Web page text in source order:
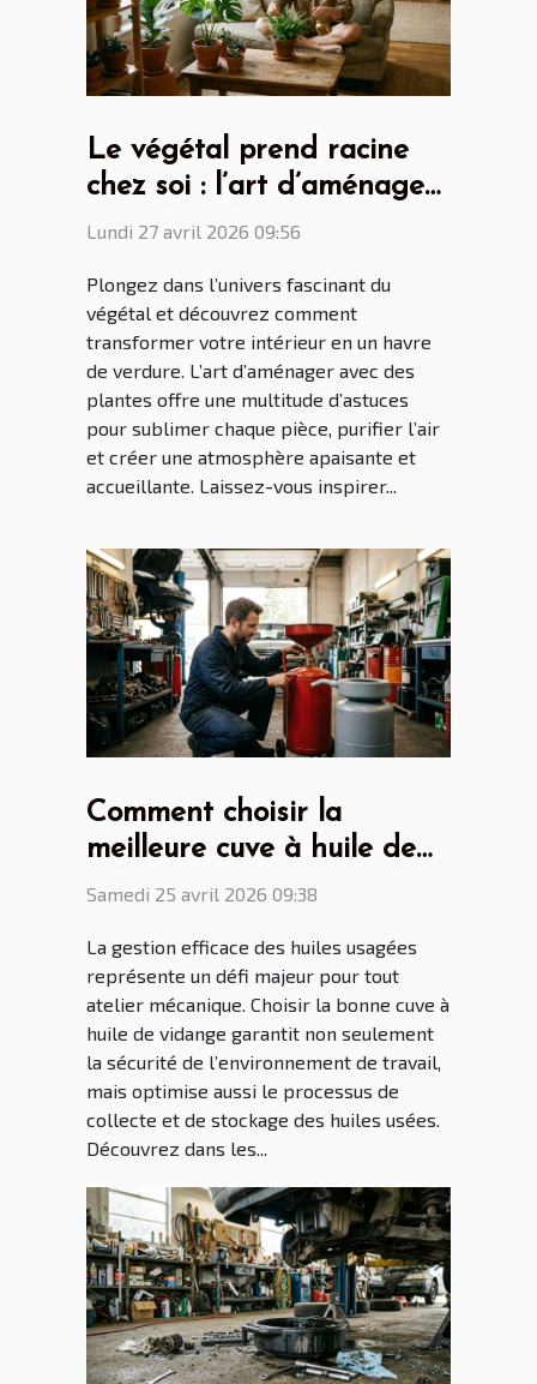
Le végétal prend racine
chez soi : l’art d’aménager
avec des plantes
Lundi 27 avril 2026 09:56
Plongez dans l’univers fascinant du
végétal et découvrez comment
transformer votre intérieur en un havre
de verdure. L’art d’aménager avec des
plantes offre une multitude d’astuces
pour sublimer chaque pièce, purifier l’air
et créer une atmosphère apaisante et
accueillante. Laissez-vous inspirer...
Comment choisir la
meilleure cuve à huile de
vidange pour votre atelier
Samedi 25 avril 2026 09:38
La gestion efficace des huiles usagées
représente un défi majeur pour tout
atelier mécanique. Choisir la bonne cuve à
huile de vidange garantit non seulement
la sécurité de l’environnement de travail,
mais optimise aussi le processus de
collecte et de stockage des huiles usées.
Découvrez dans les...